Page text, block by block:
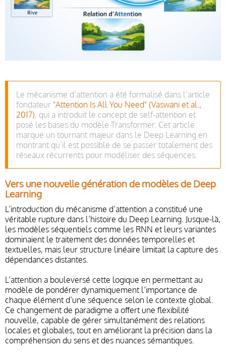
Le mécanisme d’attention a été formalisé dans l’article
fondateur "Attention Is All You Need" (Vaswani et al.,
2017), qui a introduit le concept de self-attention et
posé les bases du modèle Transformer. Cet article
marque un tournant majeur dans le Deep Learning en
montrant qu’il est possible de se passer totalement des
réseaux récurrents pour modéliser des séquences.
Vers une nouvelle génération de modèles de Deep
Learning
L’introduction du mécanisme d’attention a constitué une
véritable rupture dans l’histoire du Deep Learning. Jusque-là,
les modèles séquentiels comme les RNN et leurs variantes
dominaient le traitement des données temporelles et
textuelles, mais leur structure linéaire limitait la capture des
dépendances distantes.
L’attention a bouleversé cette logique en permettant au
modèle de pondérer dynamiquement l’importance de
chaque élément d’une séquence selon le contexte global.
Ce changement de paradigme a offert une flexibilité
nouvelle, capable de gérer simultanément des relations
locales et globales, tout en améliorant la précision dans la
compréhension du sens et des nuances sémantiques.